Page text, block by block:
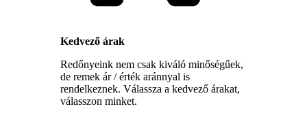
Kedvező árak
Redőnyeink nem csak kiváló minőségűek,
de remek ár / érték aránnyal is
rendelkeznek. Válassza a kedvező árakat,
válasszon minket.